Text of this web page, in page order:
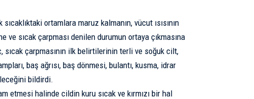
ortamlara maruz kalmanın, vücut ısısının
ve sıcak çarpması denilen durumun ortaya çıkmasına
sıcak çarpmasının ilk belirtilerinin terli ve soğuk cilt,
baş ağrısı, baş dönmesi, bulantı, kusma, idrar
bildirdi.
etmesi halinde cildin kuru sıcak ve kırmızı bir hal